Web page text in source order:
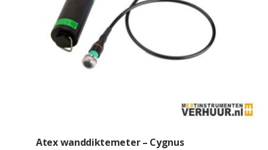
Atex wanddiktemeter – Cygnus